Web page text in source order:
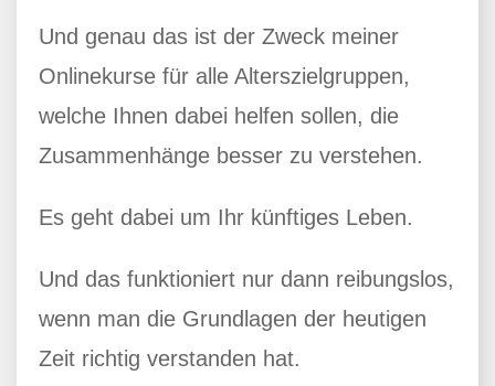
Und genau das ist der Zweck meiner
Onlinekurse für alle Alterszielgruppen,
welche Ihnen dabei helfen sollen, die
Zusammenhänge besser zu verstehen.
Es geht dabei um Ihr künftiges Leben.
Und das funktioniert nur dann reibungslos,
wenn man die Grundlagen der heutigen
Zeit richtig verstanden hat.